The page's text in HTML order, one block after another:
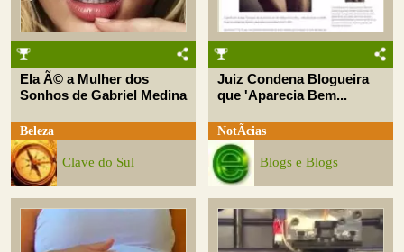
Ela Ã© a Mulher dos
Sonhos de Gabriel Medina
Beleza
Clave do Sul
Juiz Condena Blogueira
que 'Aparecia Bem...
NotÃ­cias
Blogs e Blogs